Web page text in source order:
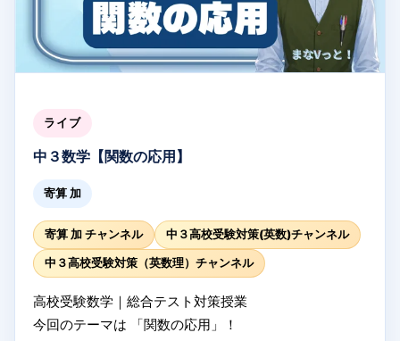
ライブ
中３数学【関数の応用】
寄算 加
寄算 加 チャンネル 中３高校受験対策(英数)チャンネル
中３高校受験対策（英数理）チャンネル
高校受験数学｜総合テスト対策授業
今回のテーマは 「関数の応用」！